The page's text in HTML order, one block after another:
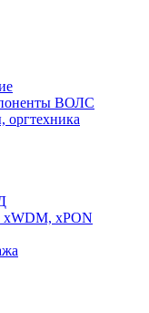
ВОЛС
xWDM, xPON